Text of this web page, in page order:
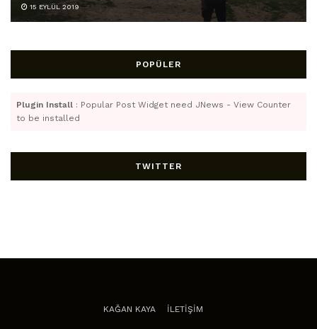
15 EYLÜL 2019
POPÜLER
Plugin Install : Popular Post Widget need JNews - View Counter
to be installed
TWITTER
KAĞAN KAYA İLETİŞİM